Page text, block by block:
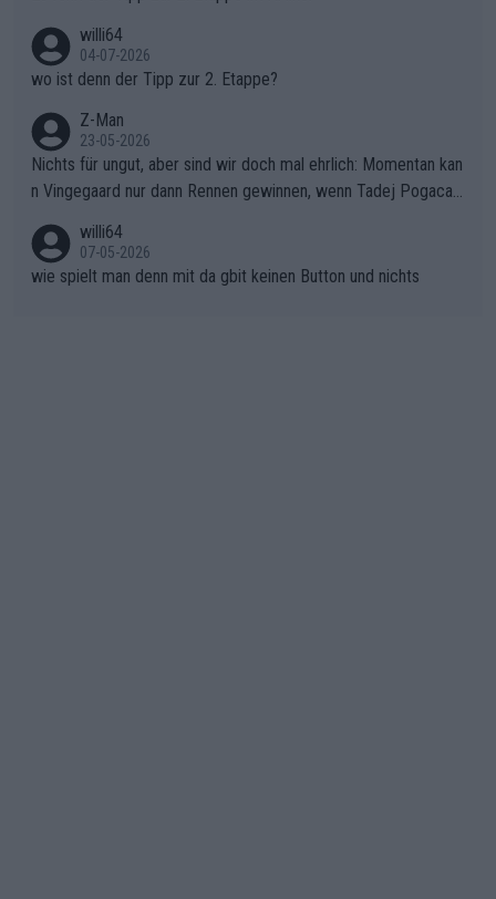
gibt. Diese Etappe wird sicher als der psychologische Wendep
unkt dieser Tour in die Geschichte eingehen. Wenn man bei so
einem harten Aufstieg einmal den Moment verpasst und der K
onkurrentin die "zweite Luft" schenkt, ist der Schaden am Ber
g kaum noch zu reparieren.Vor uns liegt nun das große Finale R
ichtung Nizza. Niewiadoma hat psychologisch Oberwasser, ab
er SD Worx und Vollering müssen jetzt All-In gehen. (gregman
n)
willi64
04-07-2026
wo ist denn der Tipp zur 2. Etappe?
Z-Man
23-05-2026
Nichts für ungut, aber sind wir doch mal ehrlich: Momentan kan
n Vingegaard nur dann Rennen gewinnen, wenn Tadej Pogacar
willi64
07-05-2026
wie spielt man denn mit da gbit keinen Button und nichts